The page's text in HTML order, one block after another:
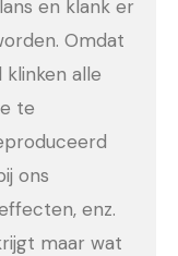
en klank er
Omdat
alle
te
ons
enz.
maar wat